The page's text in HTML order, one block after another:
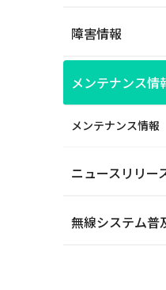
障害情報
メンテナンス情
メンテナンス情報
ニュースリリー
無線システム普